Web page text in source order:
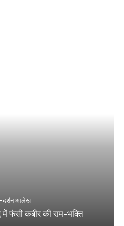
दर्शन आलेख
में फंसी कबीर की राम-भक्ति